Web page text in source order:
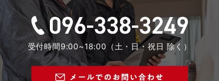
受付時間9:00~18:00（土・日・祝日 除く）